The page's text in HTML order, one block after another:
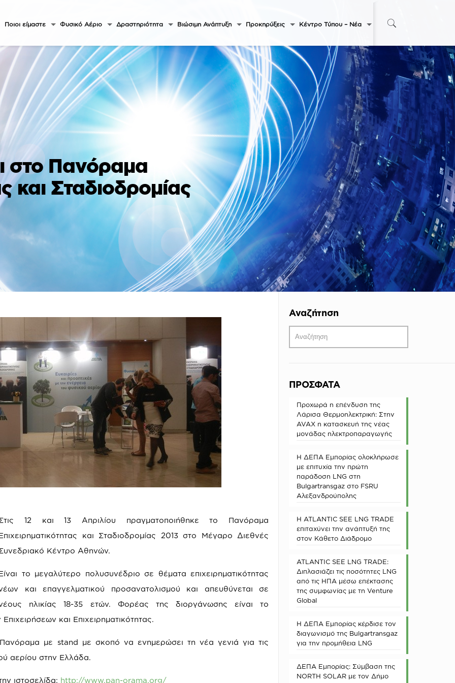
Ποιοι είμαστε Φυσικό Αέριο Δραστηριότητα Βιώσιμη Ανάπτυξη Προκηρύξεις Κέντρο Τύπου – Νέα
στο Πανόραμα
και Σταδιοδρομίας
12 και 13 Απριλίου πραγματοποιήθηκε το Πανόραμα
και Σταδιοδρομίας 2013 στο Μέγαρο Διεθνές
Κέντρο Αθηνών.
το μεγαλύτερο πολυσυνέδριο σε θέματα επιχειρηματικότητας
και επαγγελματικού προσανατολισμού και απευθύνεται σε
ηλικίας 18-35 ετών. Φορέας της διοργάνωσης είναι το
και Επιχειρηματικότητας.
με stand με σκοπό να ενημερώσει τη νέα γενιά για τις
αερίου στην Ελλάδα.
ιστοσελίδα: http://www.pan-orama.org/
Αναζήτηση
ΠΡΟΣΦΑΤΑ
Προχωρά η επένδυση της
Λάρισα Θερμοηλεκτρική: Στην
AVAX η κατασκευή της νέας
μονάδας ηλεκτροπαραγωγής
Η ΔΕΠΑ Εμπορίας ολοκλήρωσε
με επιτυχία την πρώτη
παράδοση LNG στη
Bulgartransgaz στο FSRU
Αλεξανδρούπολης
Η ATLANTIC SEE LNG TRADE
επιταχύνει την ανάπτυξή της
στον Κάθετο Διάδρομο
ATLANTIC SEE LNG TRADE:
Διπλασιάζει τις ποσότητες LNG
από τις ΗΠΑ μέσω επέκτασης
της συμφωνίας με τη Venture
Global
Η ΔΕΠΑ Εμπορίας κέρδισε τον
διαγωνισμό της Bulgartransgaz
για την προμήθεια LNG
ΔΕΠΑ Εμπορίας: Σύμβαση της
NORTH SOLAR με τον Δήμο